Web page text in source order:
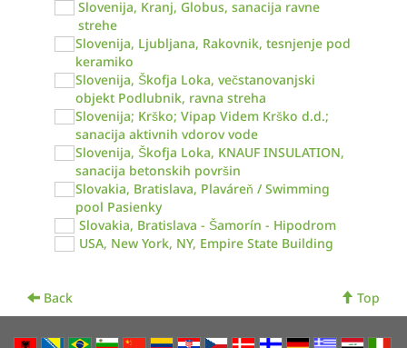
Slovenija, Kranj, Globus, sanacija ravne
strehe
Slovenija, Ljubljana, Rakovnik, tesnjenje pod
keramiko
Slovenija, Škofja Loka, večstanovanjski
objekt Podlubnik, ravna streha
Slovenija; Krško; Vipap Videm Krško d.d.;
sanacija aktivnih vdorov vode
Slovenija, Škofja Loka, KNAUF INSULATION,
sanacija betonskih površin
Slovakia, Bratislava, Plaváreň / Swimming
pool Pasienky
Slovakia, Bratislava - Šamorín - Hipodrom
USA, New York, NY, Empire State Building
Back Top